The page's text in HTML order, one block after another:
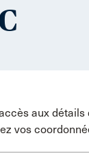
aux
vos